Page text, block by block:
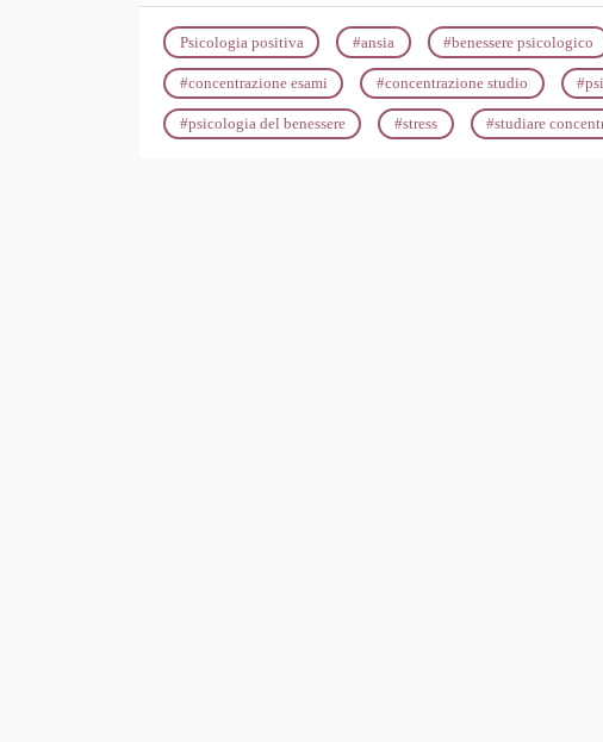
Psicologia positiva #ansia #benessere psicologico
#concentrazione esami #concentrazione studio #
#psicologia del benessere #stress #studiare